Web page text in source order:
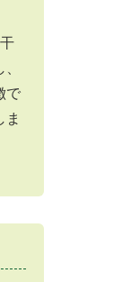
で
ま